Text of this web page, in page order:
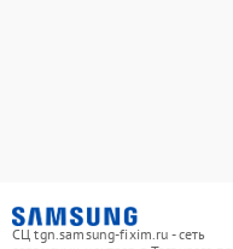
СЦ tgn.samsung-fixim.ru - сеть